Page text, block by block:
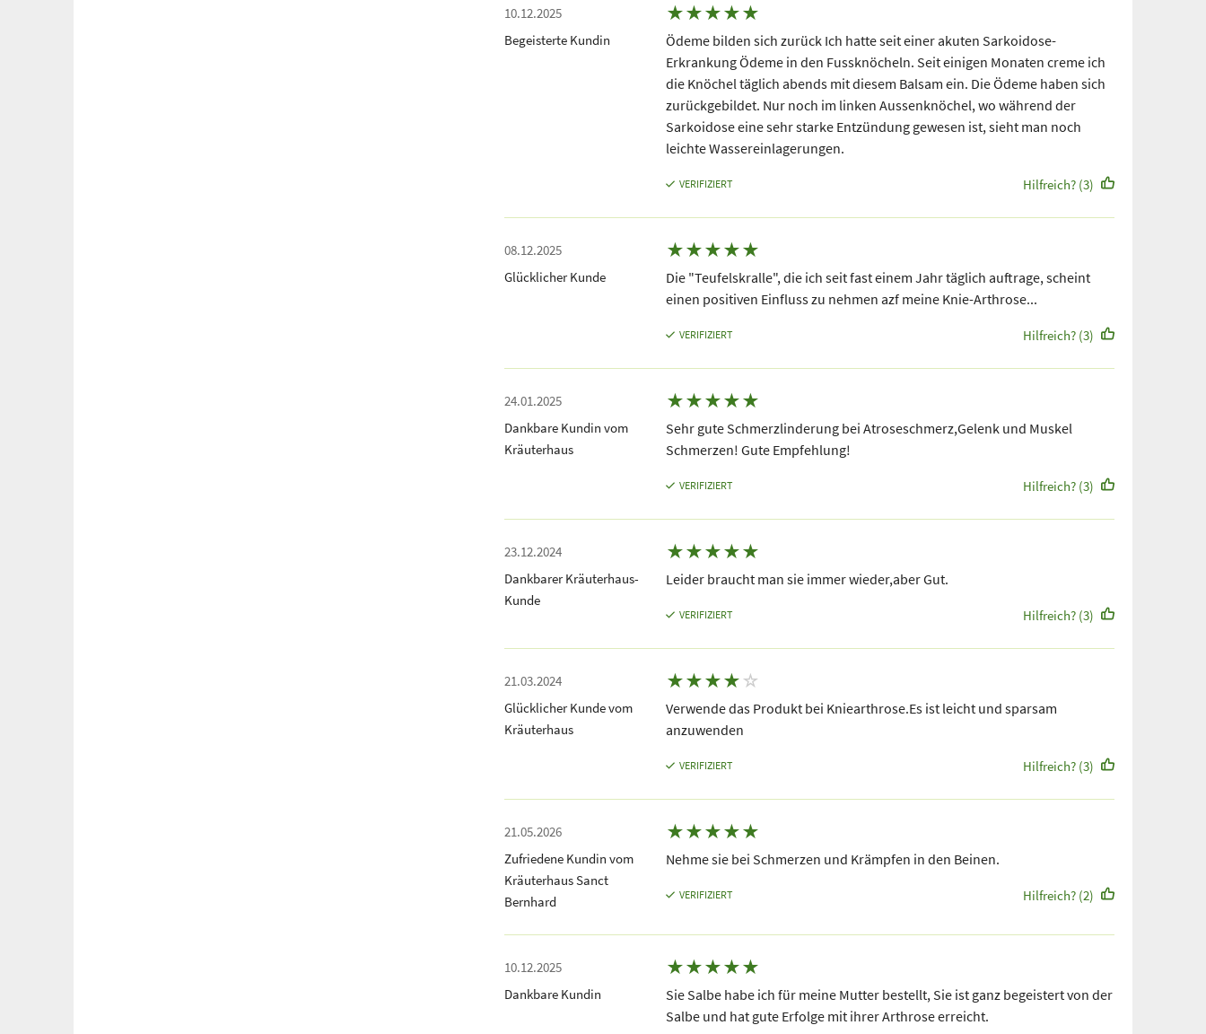
10.12.2025
Begeisterte Kundin
★★★★★
Ödeme bilden sich zurück Ich hatte seit einer akuten Sarkoidose-
Erkrankung Ödeme in den Fussknöcheln. Seit einigen Monaten creme ich
die Knöchel täglich abends mit diesem Balsam ein. Die Ödeme haben sich
zurückgebildet. Nur noch im linken Aussenknöchel, wo während der
Sarkoidose eine sehr starke Entzündung gewesen ist, sieht man noch
leichte Wassereinlagerungen.
VERIFIZIERT Hilfreich? (3)
08.12.2025
Glücklicher Kunde
★★★★★
Die "Teufelskralle", die ich seit fast einem Jahr täglich auftrage, scheint
einen positiven Einfluss zu nehmen azf meine Knie-Arthrose...
VERIFIZIERT Hilfreich? (3)
24.01.2025
Dankbare Kundin vom
Kräuterhaus
★★★★★
Sehr gute Schmerzlinderung bei Atroseschmerz,Gelenk und Muskel
Schmerzen! Gute Empfehlung!
VERIFIZIERT Hilfreich? (3)
23.12.2024
Dankbarer Kräuterhaus-
Kunde
★★★★★
Leider braucht man sie immer wieder,aber Gut.
VERIFIZIERT Hilfreich? (3)
21.03.2024
Glücklicher Kunde vom
Kräuterhaus
★★★★ ☆
Verwende das Produkt bei Kniearthrose.Es ist leicht und sparsam
anzuwenden
VERIFIZIERT Hilfreich? (3)
21.05.2026
Zufriedene Kundin vom
Kräuterhaus Sanct
Bernhard
★★★★★
Nehme sie bei Schmerzen und Krämpfen in den Beinen.
VERIFIZIERT Hilfreich? (2)
10.12.2025
Dankbare Kundin
★★★★★
Sie Salbe habe ich für meine Mutter bestellt, Sie ist ganz begeistert von der
Salbe und hat gute Erfolge mit ihrer Arthrose erreicht.